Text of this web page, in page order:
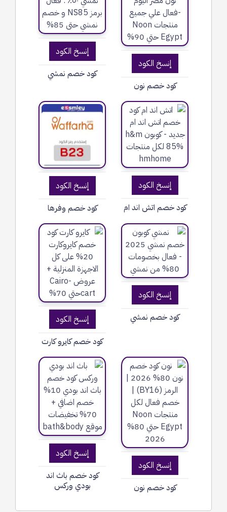
إنسخ الكود
كود خصم نون
إنسخ الكود
كود خصم نمشي
إنسخ الكود
كود خصم اتش اند ام
إنسخ الكود
كود خصم وفرها
إنسخ الكود
كود خصم نمشي إنسخ الكود
كود خصم كايرو كارت
إنسخ الكود
كود خصم نون
إنسخ الكود
كود خصم باث اند
بودي وركس